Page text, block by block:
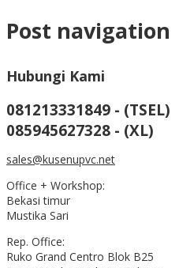
Post navigation
Hubungi Kami
081213331849 - (TSEL)
085945627328 - (XL)
sales@kusenupvc.net
Office + Workshop:
Bekasi timur
Mustika Sari
Rep. Office:
Ruko Grand Centro Blok B25